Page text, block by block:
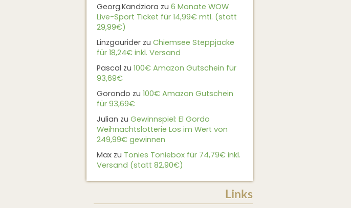
Georg.Kandziora zu 6 Monate WOW
Live-Sport Ticket für 14,99€ mtl. (statt
29,99€)
Linzgaurider zu Chiemsee Steppjacke
für 18,24€ inkl. Versand
Pascal zu 100€ Amazon Gutschein für
93,69€
Gorondo zu 100€ Amazon Gutschein
für 93,69€
Julian zu Gewinnspiel: El Gordo
Weihnachtslotterie Los im Wert von
249,99€ gewinnen
Max zu Tonies Toniebox für 74,79€ inkl.
Versand (statt 82,90€)
Links